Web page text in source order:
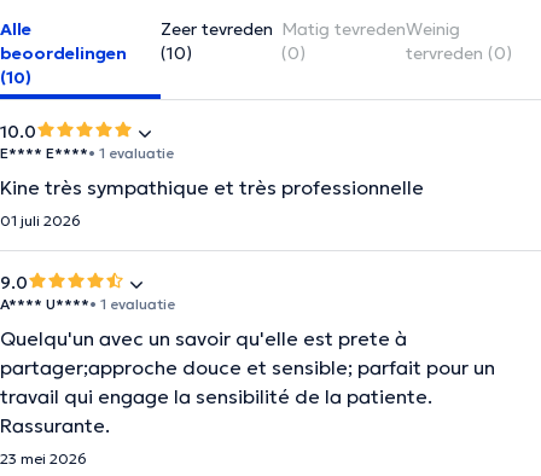
Alle
beoordelingen
(10)
Zeer tevreden
(10)
Matig tevreden
(0)
Weinig
tervreden (0)
10.0
E**** E****• 1 evaluatie
Kine très sympathique et très professionnelle
01 juli 2026
9.0
A**** U****• 1 evaluatie
Quelqu'un avec un savoir qu'elle est prete à
partager;approche douce et sensible; parfait pour un
travail qui engage la sensibilité de la patiente.
Rassurante.
23 mei 2026